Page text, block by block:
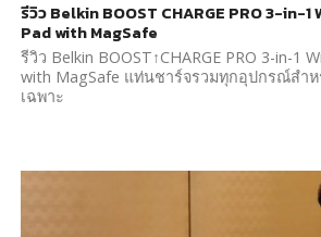
รีวิว Belkin BOOST CHARGE PRO 3-in-
Pad with MagSafe
รีวิว Belkin BOOST↑CHARGE PRO 3-in-1
with MagSafe แท่นชาร์จรวมทุกอุปกรณ์สำ
เฉพาะ